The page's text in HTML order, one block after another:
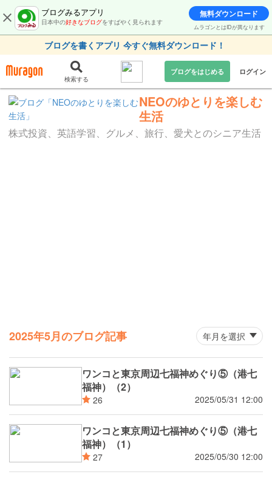
ブログみるアプリ
日本中の好きなブログをすばやく見られます
無料ダウンロード
ムラゴンとはIDが異なります
ブログを書くアプリ 今すぐ無料ダウンロード！
検索する
ブログをはじめる ログイン
NEOのゆとりを楽しむ
生活
株式投資、英語学習、グルメ、旅行、愛犬とのシニア生活
2025年5月のブログ記事
ワンコと東京周辺七福神めぐり⑤（港七
福神）（2）
26 2025/05/31 12:00
ワンコと東京周辺七福神めぐり⑤（港七
福神）（1）
27 2025/05/30 12:00